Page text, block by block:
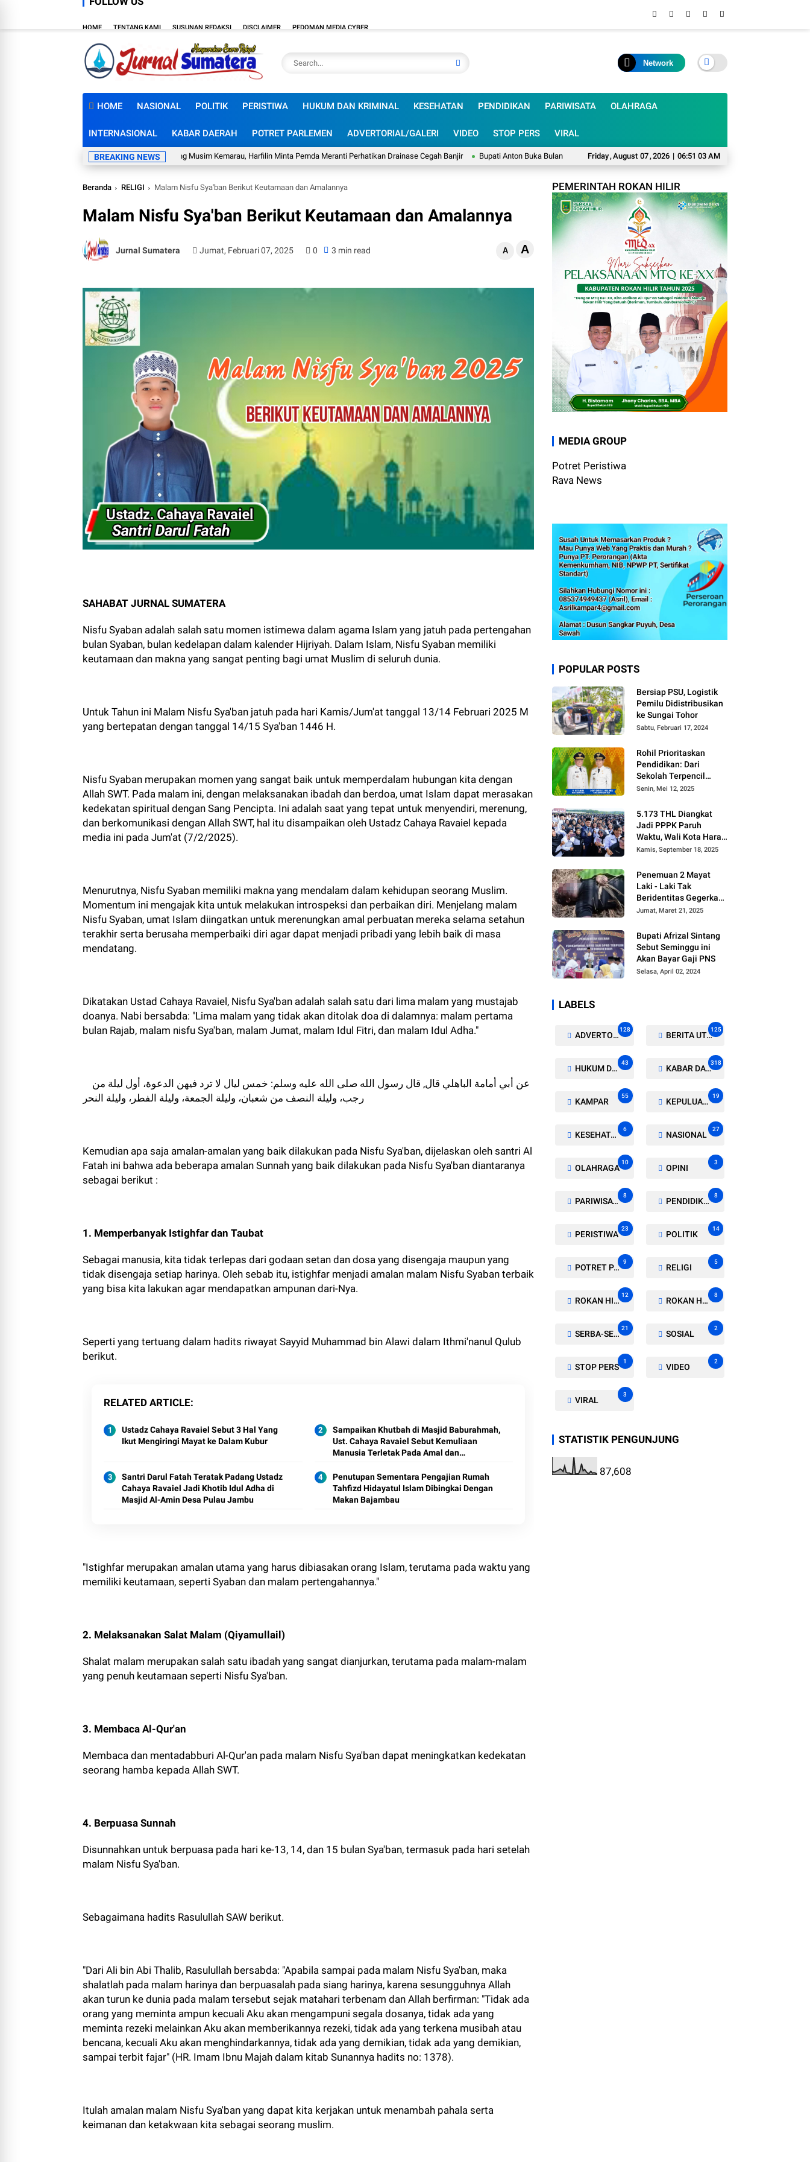
HOME TENTANG KAMI SUSUNAN REDAKSI DISCLAIMER PEDOMAN MEDIA CYBER
Network
HOME NASIONAL POLITIK PERISTIWA HUKUM DAN KRIMINAL KESEHATAN PENDIDIKAN PARIWISATA OLAHRAGA
INTERNASIONAL KABAR DAERAH POTRET PARLEMEN ADVERTORIAL/GALERI VIDEO STOP PERS VIRAL
Friday,August 07,2026 | 06:51 04 AM
BREAKING NEWS
Mumpung Musim Kemarau, Harfilin Minta Pemda Meranti Perhatikan Drainase Cegah Banjir Bupati Anton Buka Bulan Bakti Pramuka 2026, Rohul Lepas 48 Kontingen Jambore Nasional
Beranda RELIGI Malam Nisfu Sya'ban Berikut Keutamaan dan Amalannya
Malam Nisfu Sya'ban Berikut Keutamaan dan Amalannya
Jurnal Sumatera Jumat, Februari 07, 2025 0 3 min read A A
SAHABAT JURNAL SUMATERA
Nisfu Syaban adalah salah satu momen istimewa dalam agama Islam yang jatuh pada pertengahan
bulan Syaban, bulan kedelapan dalam kalender Hijriyah. Dalam Islam, Nisfu Syaban memiliki
keutamaan dan makna yang sangat penting bagi umat Muslim di seluruh dunia.
Untuk Tahun ini Malam Nisfu Sya'ban jatuh pada hari Kamis/Jum'at tanggal 13/14 Februari 2025 M
yang bertepatan dengan tanggal 14/15 Sya'ban 1446 H.
Nisfu Syaban merupakan momen yang sangat baik untuk memperdalam hubungan kita dengan
Allah SWT. Pada malam ini, dengan melaksanakan ibadah dan berdoa, umat Islam dapat merasakan
kedekatan spiritual dengan Sang Pencipta. Ini adalah saat yang tepat untuk menyendiri, merenung,
dan berkomunikasi dengan Allah SWT, hal itu disampaikan oleh Ustadz Cahaya Ravaiel kepada
media ini pada Jum'at (7/2/2025).
Menurutnya, Nisfu Syaban memiliki makna yang mendalam dalam kehidupan seorang Muslim.
Momentum ini mengajak kita untuk melakukan introspeksi dan perbaikan diri. Menjelang malam
Nisfu Syaban, umat Islam diingatkan untuk merenungkan amal perbuatan mereka selama setahun
terakhir serta berusaha memperbaiki diri agar dapat menjadi pribadi yang lebih baik di masa
mendatang.
Dikatakan Ustad Cahaya Ravaiel, Nisfu Sya'ban adalah salah satu dari lima malam yang mustajab
doanya. Nabi bersabda: "Lima malam yang tidak akan ditolak doa di dalamnya: malam pertama
bulan Rajab, malam nisfu Sya'ban, malam Jumat, malam Idul Fitri, dan malam Idul Adha."
رجب، وليلة النصف من شعبان، وليلة الجمعة، وليلة الفطر، وليلة النحر
Kemudian apa saja amalan-amalan yang baik dilakukan pada Nisfu Sya'ban, dijelaskan oleh santri Al
Fatah ini bahwa ada beberapa amalan Sunnah yang baik dilakukan pada Nisfu Sya'ban diantaranya
sebagai berikut :
1. Memperbanyak Istighfar dan Taubat
Sebagai manusia, kita tidak terlepas dari godaan setan dan dosa yang disengaja maupun yang
tidak disengaja setiap harinya. Oleh sebab itu, istighfar menjadi amalan malam Nisfu Syaban terbaik
yang bisa kita lakukan agar mendapatkan ampunan dari-Nya.
Seperti yang tertuang dalam hadits riwayat Sayyid Muhammad bin Alawi dalam Ithmi'nanul Qulub
berikut.
RELATED ARTICLE
Ustadz Cahaya Ravaiel Sebut 3 Hal Yang
Ikut Mengiringi Mayat ke Dalam Kubur
Sampaikan Khutbah di Masjid Baburahmah,
Ust. Cahaya Ravaiel Sebut Kemuliaan
Manusia Terletak Pada Amal dan
Santri Darul Fatah Teratak Padang Ustadz
Cahaya Ravaiel Jadi Khotib Idul Adha di
Masjid Al-Amin Desa Pulau Jambu
Penutupan Sementara Pengajian Rumah
Tahfizd Hidayatul Islam Dibingkai Dengan
Makan Bajambau
"Istighfar merupakan amalan utama yang harus dibiasakan orang Islam, terutama pada waktu yang
memiliki keutamaan, seperti Syaban dan malam pertengahannya."
2. Melaksanakan Salat Malam (Qiyamullail)
Shalat malam merupakan salah satu ibadah yang sangat dianjurkan, terutama pada malam-malam
yang penuh keutamaan seperti Nisfu Sya'ban.
3. Membaca Al-Qur'an
Membaca dan mentadabburi Al-Qur'an pada malam Nisfu Sya'ban dapat meningkatkan kedekatan
seorang hamba kepada Allah SWT.
4. Berpuasa Sunnah
Disunnahkan untuk berpuasa pada hari ke-13, 14, dan 15 bulan Sya'ban, termasuk pada hari setelah
malam Nisfu Sya'ban.
Sebagaimana hadits Rasulullah SAW berikut.
"Dari Ali bin Abi Thalib, Rasulullah bersabda: "Apabila sampai pada malam Nisfu Sya'ban, maka
shalatlah pada malam harinya dan berpuasalah pada siang harinya, karena sesungguhnya Allah
akan turun ke dunia pada malam tersebut sejak matahari terbenam dan Allah berfirman: "Tidak ada
orang yang meminta ampun kecuali Aku akan mengampuni segala dosanya, tidak ada yang
meminta rezeki melainkan Aku akan memberikannya rezeki, tidak ada yang terkena musibah atau
bencana, kecuali Aku akan menghindarkannya, tidak ada yang demikian, tidak ada yang demikian,
sampai terbit fajar" (HR. Imam Ibnu Majah dalam kitab Sunannya hadits no: 1378).
Itulah amalan malam Nisfu Sya'ban yang dapat kita kerjakan untuk menambah pahala serta
keimanan dan ketakwaan kita sebagai seorang muslim.
PEMERINTAH ROKAN HILIR
MEDIA GROUP
Potret Peristiwa
Rava News
POPULAR POSTS
Bersiap PSU, Logistik
Pemilu Didistribusikan
ke Sungai Tohor
Sabtu, Februari 17, 2024
Rohil Prioritaskan
Pendidikan: Dari
Sekolah Terpencil
hingga Beasiswa
Senin, Mei 12, 2025
5.173 THL Diangkat
Jadi PPPK Paruh
Waktu, Wali Kota Harap
Ada Regulasi Baru
Kamis, September 18, 2025
Penemuan 2 Mayat
Laki - Laki Tak
Beridentitas Gegerkan
Warga Rohil
Jumat, Maret 21, 2025
Bupati Afrizal Sintang
Sebut Seminggu ini
Akan Bayar Gaji PNS
Selasa, April 02, 2024
LABELS
ADVERTORIAL/GALERI
128
BERITA UTAMA
125
HUKUM DAN KRIMINAL
43
KABAR DAERAH
318
KAMPAR
55
KEPULUAN MERANTI
19
KESEHATAN
6
NASIONAL
27
OLAHRAGA
10
OPINI
3
PARIWISATA
8
PENDIDIKAN
8
PERISTIWA
23
POLITIK
14
POTRET PARLEMEN
9
RELIGI
5
ROKAN HILIR
12
ROKAN HULU
8
SERBA-SERBI
21
SOSIAL
2
STOP PERS
1
VIDEO
2
VIRAL
3
STATISTIK PENGUNJUNG
87,608